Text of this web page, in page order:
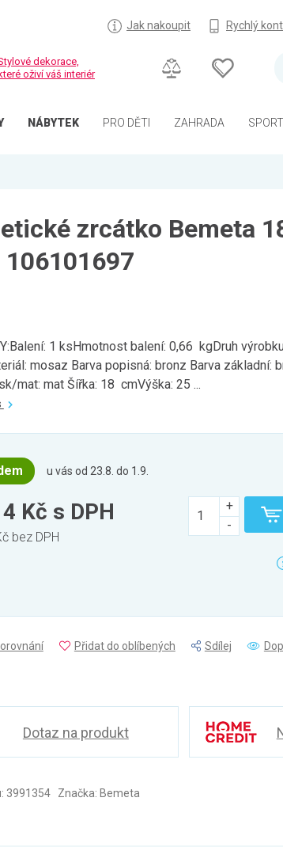
Jak nakoupit Rychlý
dekorace,
které oživí váš interiér
NÁBYTEK PRO DĚTI ZAHRADA SPORT
zrcátko Bemeta
106101697
1 ksHmotnost balení: 0,66 kgDruh
mosaz Barva popisná: bronz Barva základní:
mat: mat Šířka: 18 cmVýška: 25 ...
u vás od 23.8. do 1.9.
Kč s DPH
bez DPH
Přidat do oblíbených Sdílej
Dotaz na produkt
3991354 Značka: Bemeta